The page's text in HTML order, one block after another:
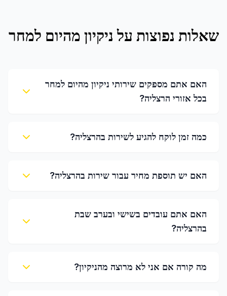
שאלות נפוצות על ניקיון מהיום למחר
האם אתם מספקים שירותי ניקיון מהיום למחר
בכל אזורי הרצליה?
כמה זמן לוקח להגיע לשירות בהרצליה?
האם יש תוספת מחיר עבור שירות בהרצליה?
האם אתם עובדים בשישי ובערב שבת
בהרצליה?
מה קורה אם אני לא מרוצה מהניקיון?